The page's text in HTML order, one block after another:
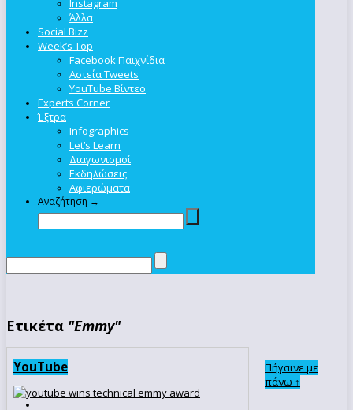
Instagram
Άλλα
Social Bizz
Week’s Top
Facebook Παιχνίδια
Αστεία Tweets
YouTube Βίντεο
Experts Corner
Έξτρα
Infographics
Let’s Learn
Διαγωνισμοί
Εκδηλώσεις
Αφιερώματα
Αναζήτηση →
Ετικέτα "Emmy"
YouTube
Πήγαινε με
πάνω ↑